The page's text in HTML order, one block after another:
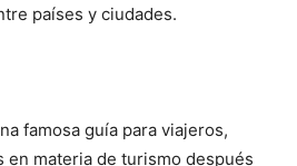
países y ciudades.
famosa guía para viajeros,
materia de turismo después